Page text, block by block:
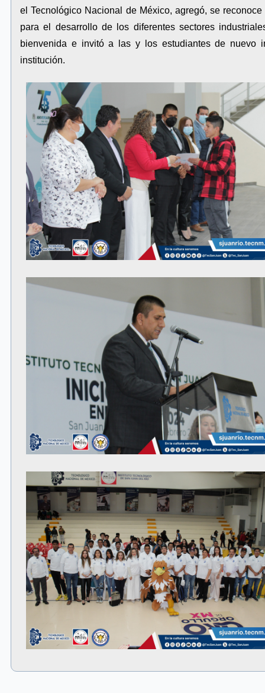
el Tecnológico Nacional de México, agregó, se
para el desarrollo de los diferentes sectores
bienvenida e invitó a las y los estudiantes de nuevo
institución.